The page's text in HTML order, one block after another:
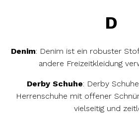
D
Denim: Denim ist ein robuster
andere Freizeitkleidung
Derby Schuhe: Derby
Herrenschuhe mit offener
vielseitig und